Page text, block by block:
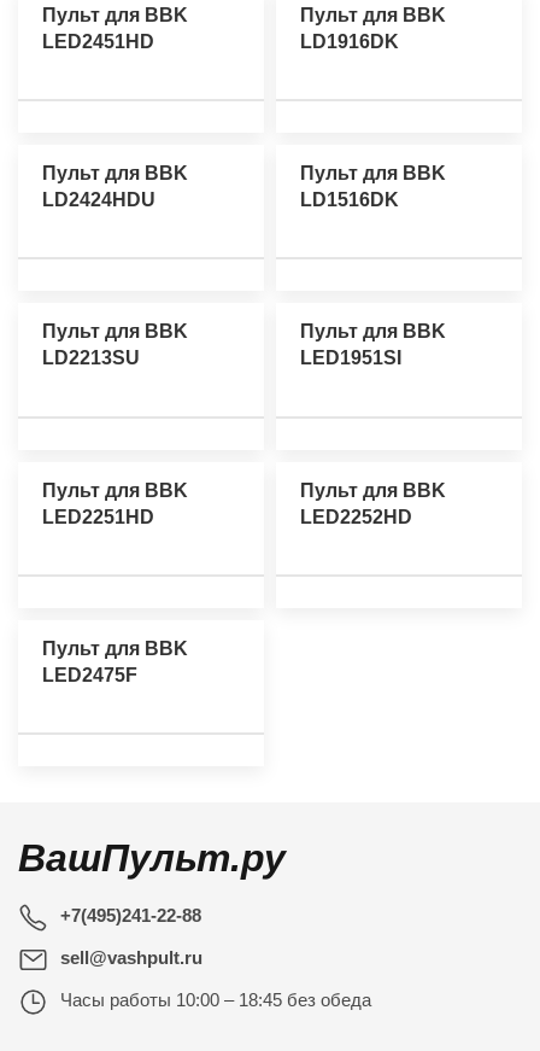
Пульт для BBK
LED2451HD
Пульт для BBK
LD1916DK
Пульт для BBK
LD2424HDU
Пульт для BBK
LD1516DK
Пульт для BBK
LD2213SU
Пульт для BBK
LED1951SI
Пульт для BBK
LED2251HD
Пульт для BBK
LED2252HD
Пульт для BBK
LED2475F
ВашПульт.ру
+7(495)241-22-88
sell@vashpult.ru
Часы работы 10:00 – 18:45 без обеда